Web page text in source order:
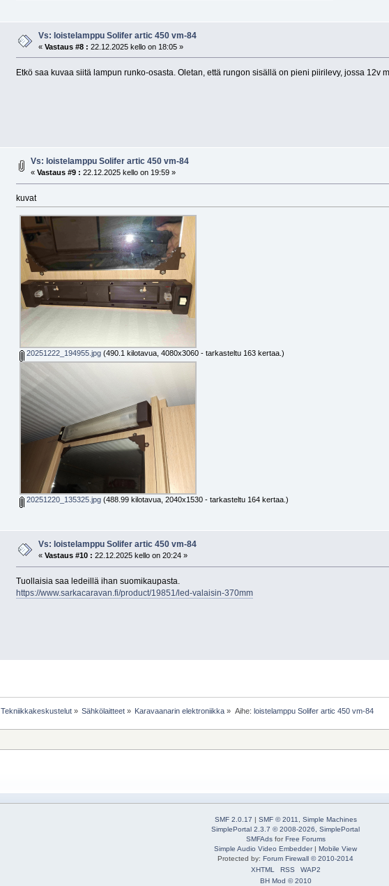
Vs: loistelamppu Solifer artic 450 vm-84
«Vastaus #8 : 22.12.2025 kello on 18:05 »
Etkö saa kuvaa siitä lampun runko-osasta. Oletan, että rungon sisällä on pieni piirilevy, jossa 12v
Vs: loistelamppu Solifer artic 450 vm-84
«Vastaus #9 : 22.12.2025 kello on 19:59 »
kuvat
20251222_194955.jpg (490.1 kilotavua, 4080x3060 - tarkasteltu 163 kertaa.)
20251220_135325.jpg (488.99 kilotavua, 2040x1530 - tarkasteltu 164 kertaa.)
Vs: loistelamppu Solifer artic 450 vm-84
«Vastaus #10 : 22.12.2025 kello on 20:24 »
Tuollaisia saa ledeillä ihan suomikaupasta.
https://www.sarkacaravan.fi/product/19851/led-valaisin-370mm
Tekniikkakeskustelut» Sähkölaitteet » Karavaanarin elektroniikka » Aihe: loistelamppu Solifer artic 450 vm-84
SMF 2.0.17 | SMF © 2011, Simple Machines
SimplePortal 2.3.7 © 2008-2026, SimplePortal
SMFAdsforFree Forums
Simple Audio Video Embedder| Mobile View
Protected by: Forum Firewall © 2010-2014
XHTML
RSS
WAP2
BH Mod © 2010